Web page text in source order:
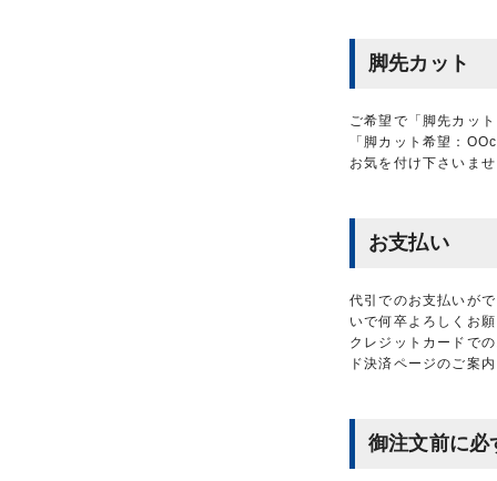
脚先カット
ご希望で「脚先カッ
「脚カット希望：
お気を付け下さいま
お支払い
代引でのお支払いが
いで何卒よろしくお
クレジットカードで
ド決済ページのご案
御注文前に必